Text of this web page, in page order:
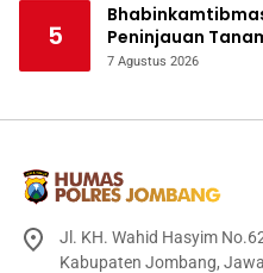
5
Peninjauan
Mendukung
7 Agustus 2026
Jl. KH. Wahid Hasyim
Kabupaten Jombang,